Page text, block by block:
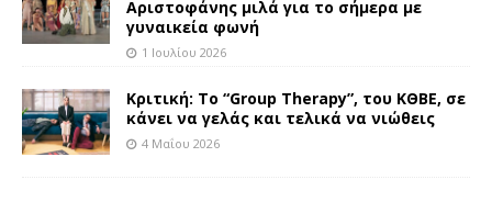
Αριστοφάνης μιλά για το σήμερα με
γυναικεία φωνή
1 Ιουλίου 2026
Κριτική: Το “Group Therapy”, του ΚΘΒΕ, σε
κάνει να γελάς και τελικά να νιώθεις
4 Μαΐου 2026